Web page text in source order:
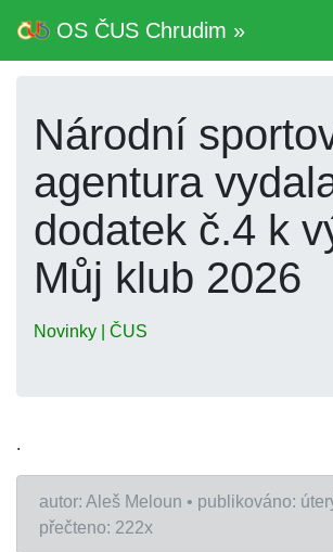
OS ČUS Chrudim »
Národní
agentura
dodatek č.4 k
Můj klub 2026
Novinky | ČUS
.
autor: Aleš Meloun • publikováno:
přečteno: 222x